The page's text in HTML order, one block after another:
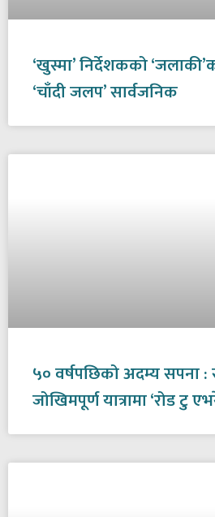
‘खुस्मा’ निर्देशकको
‘चाँदी जलप’ सार्वजनिक
५० वर्षपछिको अदम्य सपना
जोखिमपूर्ण यात्रामा ‘रोड टु